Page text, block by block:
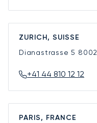
ZURICH, SUISSE
Dianastrasse 5 8002
+41 44 810 12 12
PARIS, FRANCE